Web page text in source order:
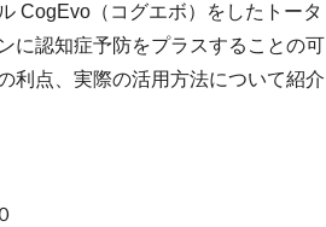
CogEvo（コグエボ）をしたトータ
に認知症予防をプラスすることの可
利点、実際の活用方法について紹介